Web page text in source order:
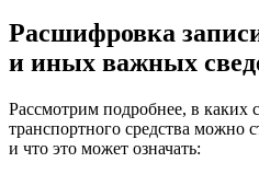
Расшифровка
и иных важных
Рассмотрим подробнее, в каких
транспортного средства можно
и что это может означать: